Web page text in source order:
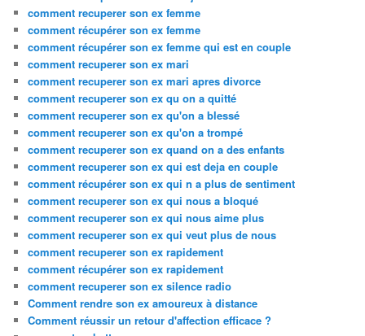
comment recuperer son ex femme
comment récupérer son ex femme
comment récupérer son ex femme qui est en couple
comment recuperer son ex mari
comment recuperer son ex mari apres divorce
comment recuperer son ex qu on a quitté
comment recuperer son ex qu'on a blessé
comment recuperer son ex qu'on a trompé
comment recuperer son ex quand on a des enfants
comment recuperer son ex qui est deja en couple
comment récupérer son ex qui n a plus de sentiment
comment recuperer son ex qui nous a bloqué
comment recuperer son ex qui nous aime plus
comment recuperer son ex qui veut plus de nous
comment recuperer son ex rapidement
comment récupérer son ex rapidement
comment recuperer son ex silence radio
Comment rendre son ex amoureux à distance
Comment réussir un retour d'affection efficace ?